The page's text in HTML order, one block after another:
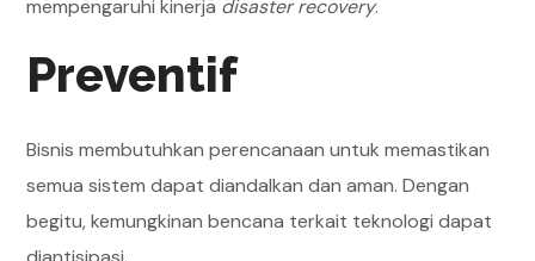
mempengaruhi kinerja disaster recovery.
Preventif
Bisnis membutuhkan perencanaan untuk memastikan
semua sistem dapat diandalkan dan aman. Dengan
begitu, kemungkinan bencana terkait teknologi dapat